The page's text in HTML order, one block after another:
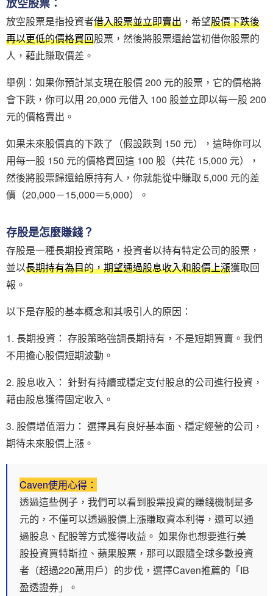
放空股票：
放空股票是指投資者借入股票並立即賣出 ，希望股價下跌後
再以更低的價格買回股票，然後將股票還給當初借你股票的
人，藉此賺取價差。
舉例：如果你預計某支現在股價 200 元的股票，它的價格將
會下跌，你可以用 20,000 元借入 100 股並立即以每一股 200
元的價格賣出。
如果未來股價真的下跌了（假設跌到 150 元），這時你可以
用每一股 150 元的價格買回這 100 股（共花 15,000 元），
然後將股票歸還給原持有人，你就能從中賺取 5,000 元的差
價（20,000－15,000＝5,000）。
存股是怎麼賺錢？
存股是一種長期投資策略，投資者以持有特定公司的股票，
並以長期持有為目的，期望通過股息收入和股價上漲獲取回
報。
以下是存股的基本概念和其吸引人的原因：
1. 長期投資： 存股策略強調長期持有，不是短期買賣。我們
不用擔心股價短期波動。
2. 股息收入： 針對有持續或穩定支付股息的公司進行投資，
藉由股息獲得固定收入。
3. 股價增值潛力： 選擇具有良好基本面、穩定經營的公司，
期待未來股價上漲。
Caven使用心得：
透過這些例子，我們可以看到股票投資的賺錢機制是多
元的，不僅可以透過股價上漲賺取資本利得，還可以通
過股息、配股等方式獲得收益。 如果你也想要進行美
股投資買特斯拉、蘋果股票，那可以跟隨全球多數投資
者（超過220萬用戶）的步伐，選擇Caven推薦的「IB
盈透證券」。